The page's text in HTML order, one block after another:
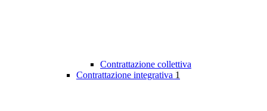
Contrattazione collettiva
Contrattazione integrativa 1